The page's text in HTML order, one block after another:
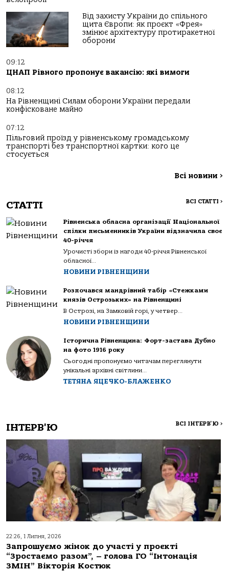
Від захисту України до спільного
щита Європи: як проєкт «Фрея»
змінює архітектуру протиракетної
оборони
09:12
ЦНАП Рівного пропонує вакансію: які вимоги
08:12
На Рівненщині Силам оборони України передали
конфісковане майно
07:12
Пільговий проїзд у рівненському громадському
транспорті без транспортної картки: кого це
стосується
Всі новини >
СТАТТІ ВСІ СТАТТІ >
Рівненська обласна організації Національної
спілки письменників України відзначила своє
40-річчя
Урочисті збори із нагоди 40-річчя Рівненської
обласної...
НОВИНИ РІВНЕНЩИНИ
Розпочався мандрівний табір «Стежками
князів Острозьких» на Рівненщині
В Острозі, на Замковій горі, у четвер...
НОВИНИ РІВНЕНЩИНИ
Історична Рівненщина: Форт-застава Дубно
на фото 1916 року
Сьогодні пропонуємо читачам переглянути
унікальні архівні світлини...
ТЕТЯНА ЯЦЕЧКО-БЛАЖЕНКО
ІНТЕРВ'Ю ВСІ ІНТЕРВ'Ю >
22:26, 1 Липня, 2026
Запрошуємо жінок до участі у проєкті
“Зростаємо разом”, – голова ГО “Інтонація
ЗМІН” Вікторія Костюк